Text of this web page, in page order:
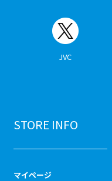
JVC
STORE INFO
マイページ